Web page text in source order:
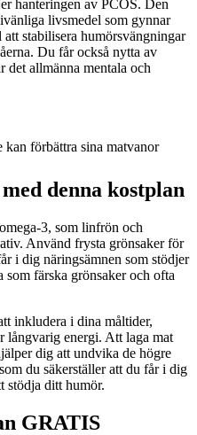
hanteringen av PCOS. Den
livsmedel som gynnar
stabilisera humörsvängningar
Du får också nytta av
det allmänna mentala och
förbättra sina matvanor
denna kostplan
3, som linfrön och
Använd frysta grönsaker för
i dig näringsämnen som stödjer
färska grönsaker och ofta
inkludera i dina måltider,
långvarig energi. Att laga mat
dig att undvika de högre
du säkerställer att du får i dig
stödja ditt humör.
GRATIS